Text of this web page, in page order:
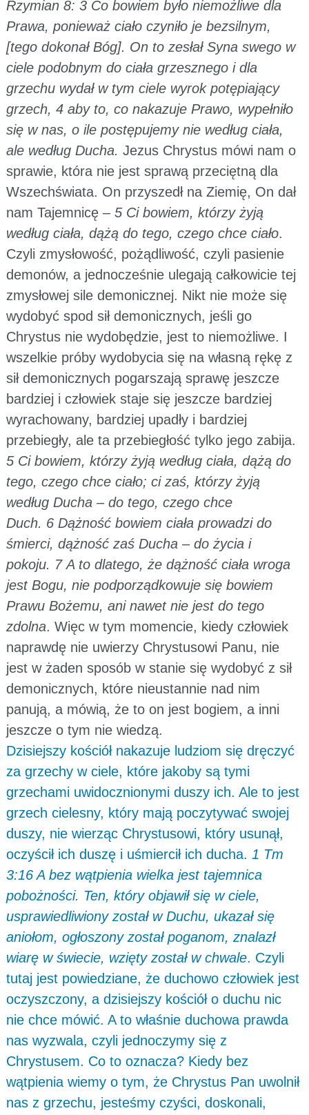
Rzymian 8: 3 Co bowiem było niemożliwe dla
Prawa, ponieważ ciało czyniło je bezsilnym,
[tego dokonał Bóg]. On to zesłał Syna swego w
ciele podobnym do ciała grzesznego i dla
grzechu wydał w tym ciele wyrok potępiający
grzech, 4 aby to, co nakazuje Prawo, wypełniło
się w nas, o ile postępujemy nie według ciała,
ale według Ducha. Jezus Chrystus mówi nam o
sprawie, która nie jest sprawą przeciętną dla
Wszechświata. On przyszedł na Ziemię, On dał
nam Tajemnicę – 5 Ci bowiem, którzy żyją
według ciała, dążą do tego, czego chce ciało.
Czyli zmysłowość, pożądliwość, czyli pasienie
demonów, a jednocześnie ulegają całkowicie tej
zmysłowej sile demonicznej. Nikt nie może się
wydobyć spod sił demonicznych, jeśli go
Chrystus nie wydobędzie, jest to niemożliwe. I
wszelkie próby wydobycia się na własną rękę z
sił demonicznych pogarszają sprawę jeszcze
bardziej i człowiek staje się jeszcze bardziej
wyrachowany, bardziej upadły i bardziej
przebiegły, ale ta przebiegłość tylko jego zabija.
5 Ci bowiem, którzy żyją według ciała, dążą do
tego, czego chce ciało; ci zaś, którzy żyją
według Ducha – do tego, czego chce
Duch. 6 Dążność bowiem ciała prowadzi do
śmierci, dążność zaś Ducha – do życia i
pokoju. 7 A to dlatego, że dążność ciała wroga
jest Bogu, nie podporządkowuje się bowiem
Prawu Bożemu, ani nawet nie jest do tego
zdolna. Więc w tym momencie, kiedy człowiek
naprawdę nie uwierzy Chrystusowi Panu, nie
jest w żaden sposób w stanie się wydobyć z sił
demonicznych, które nieustannie nad nim
panują, a mówią, że to on jest bogiem, a inni
jeszcze o tym nie wiedzą.
Dzisiejszy kościół nakazuje ludziom się dręczyć
za grzechy w ciele, które jakoby są tymi
grzechami uwidocznionymi duszy ich. Ale to jest
grzech cielesny, który mają poczytywać swojej
duszy, nie wierząc Chrystusowi, który usunął,
oczyścił ich duszę i uśmiercił ich ducha. 1 Tm
3:16 A bez wątpienia wielka jest tajemnica
pobożności. Ten, który objawił się w ciele,
usprawiedliwiony został w Duchu, ukazał się
aniołom, ogłoszony został poganom, znalazł
wiarę w świecie, wzięty został w chwale. Czyli
tutaj jest powiedziane, że duchowo człowiek jest
oczyszczony, a dzisiejszy kościół o duchu nic
nie chce mówić. A to właśnie duchowa prawda
nas wyzwala, czyli jednoczymy się z
Chrystusem. Co to oznacza? Kiedy bez
wątpienia wiemy o tym, że Chrystus Pan uwolnił
nas z grzechu, jesteśmy czyści, doskonali,